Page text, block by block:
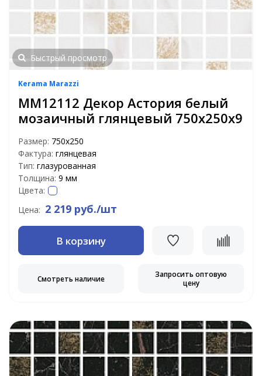
Быстрый просмотр
Kerama Marazzi
MM12112 Декор Астория белый
мозаичный глянцевый 750х250х9
Размер: 750х250
Фактура: глянцевая
Тип: глазурованная
Толщина: 9 мм
Цвета:
Цена: 2 219 руб./шт
В корзину
Смотреть наличие
Запросить оптовую
цену